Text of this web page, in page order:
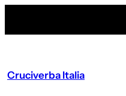
Cruciverba Italia